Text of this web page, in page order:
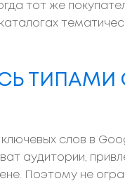
тот же
слов в
аудитории,
Поэтому не